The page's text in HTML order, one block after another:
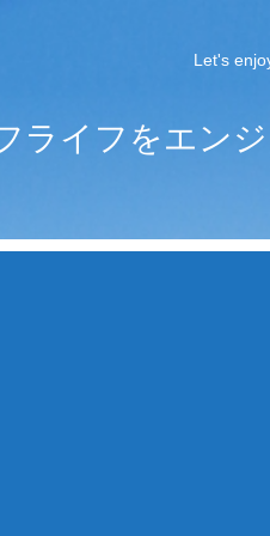
Let's
ライフをエン